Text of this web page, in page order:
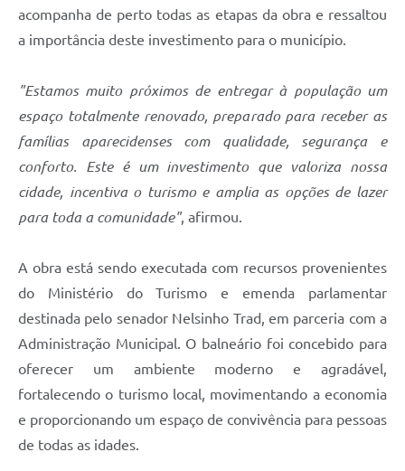
acompanha de perto todas as etapas da obra e ressaltou
a importância deste investimento para o município.
"Estamos muito próximos de entregar à população um
espaço totalmente renovado, preparado para receber as
famílias aparecidenses com qualidade, segurança e
conforto. Este é um investimento que valoriza nossa
cidade, incentiva o turismo e amplia as opções de lazer
para toda a comunidade", afirmou.
A obra está sendo executada com recursos provenientes
do Ministério do Turismo e emenda parlamentar
destinada pelo senador Nelsinho Trad, em parceria com a
Administração Municipal. O balneário foi concebido para
oferecer um ambiente moderno e agradável,
fortalecendo o turismo local, movimentando a economia
e proporcionando um espaço de convivência para pessoas
de todas as idades.